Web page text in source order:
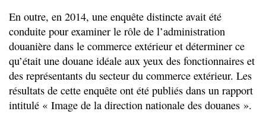
En outre, en 2014, une enquête distincte avait été
conduite pour examiner le rôle de l’administration
douanière dans le commerce extérieur et déterminer ce
qu’était une douane idéale aux yeux des fonctionnaires et
des représentants du secteur du commerce extérieur. Les
résultats de cette enquête ont été publiés dans un rapport
intitulé « Image de la direction nationale des douanes ».